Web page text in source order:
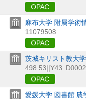
OPAC
麻布大学 附属学術
11079508
OPAC
茨城キリスト教大
498.53||Y43
OPAC
愛媛大学 図書館 農